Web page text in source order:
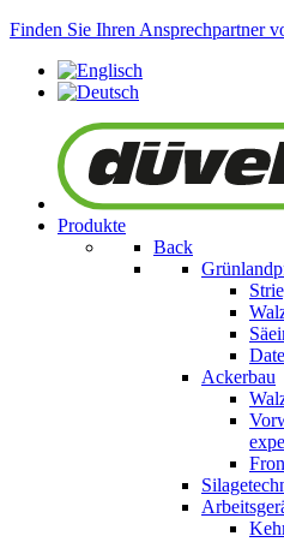
Finden Sie Ihren Ansprechpartner
Produkte
Back
Ackerbau